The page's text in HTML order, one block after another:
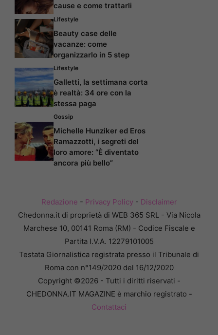
cause e come trattarli
Lifestyle
Beauty case delle
vacanze: come
organizzarlo in 5 step
Lifestyle
Galletti, la settimana corta
è realtà: 34 ore con la
stessa paga
Gossip
Michelle Hunziker ed Eros
Ramazzotti, i segreti del
loro amore: “È diventato
ancora più bello”
Redazione - Privacy Policy- Disclaimer
Chedonna.it di proprietà di WEB 365 SRL - Via Nicola
Marchese 10, 00141 Roma (RM) - Codice Fiscale e
Partita I.V.A. 12279101005
Testata Giornalistica registrata presso il Tribunale di
Roma con n°149/2020 del 16/12/2020
Copyright ©2026 - Tutti i diritti riservati -
CHEDONNA.IT MAGAZINE è marchio registrato -
Contattaci